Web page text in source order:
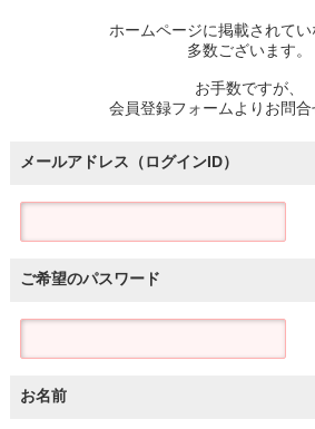
ホームページに掲載されてい
多数ございます。
お手数ですが、
会員登録フォームよりお問合
メールアドレス（ログインID）
ご希望のパスワード
お名前